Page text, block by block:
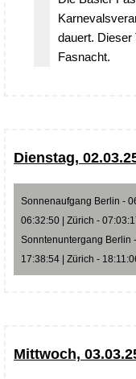
dauert. Dieser
Fasnacht.
Dienstag,
Sonnenaufgang Berlin -
06:32:50 | Zürich -
Sonntenuntergang Berlin
17:38:54 | Zürich -
Mittwoch,